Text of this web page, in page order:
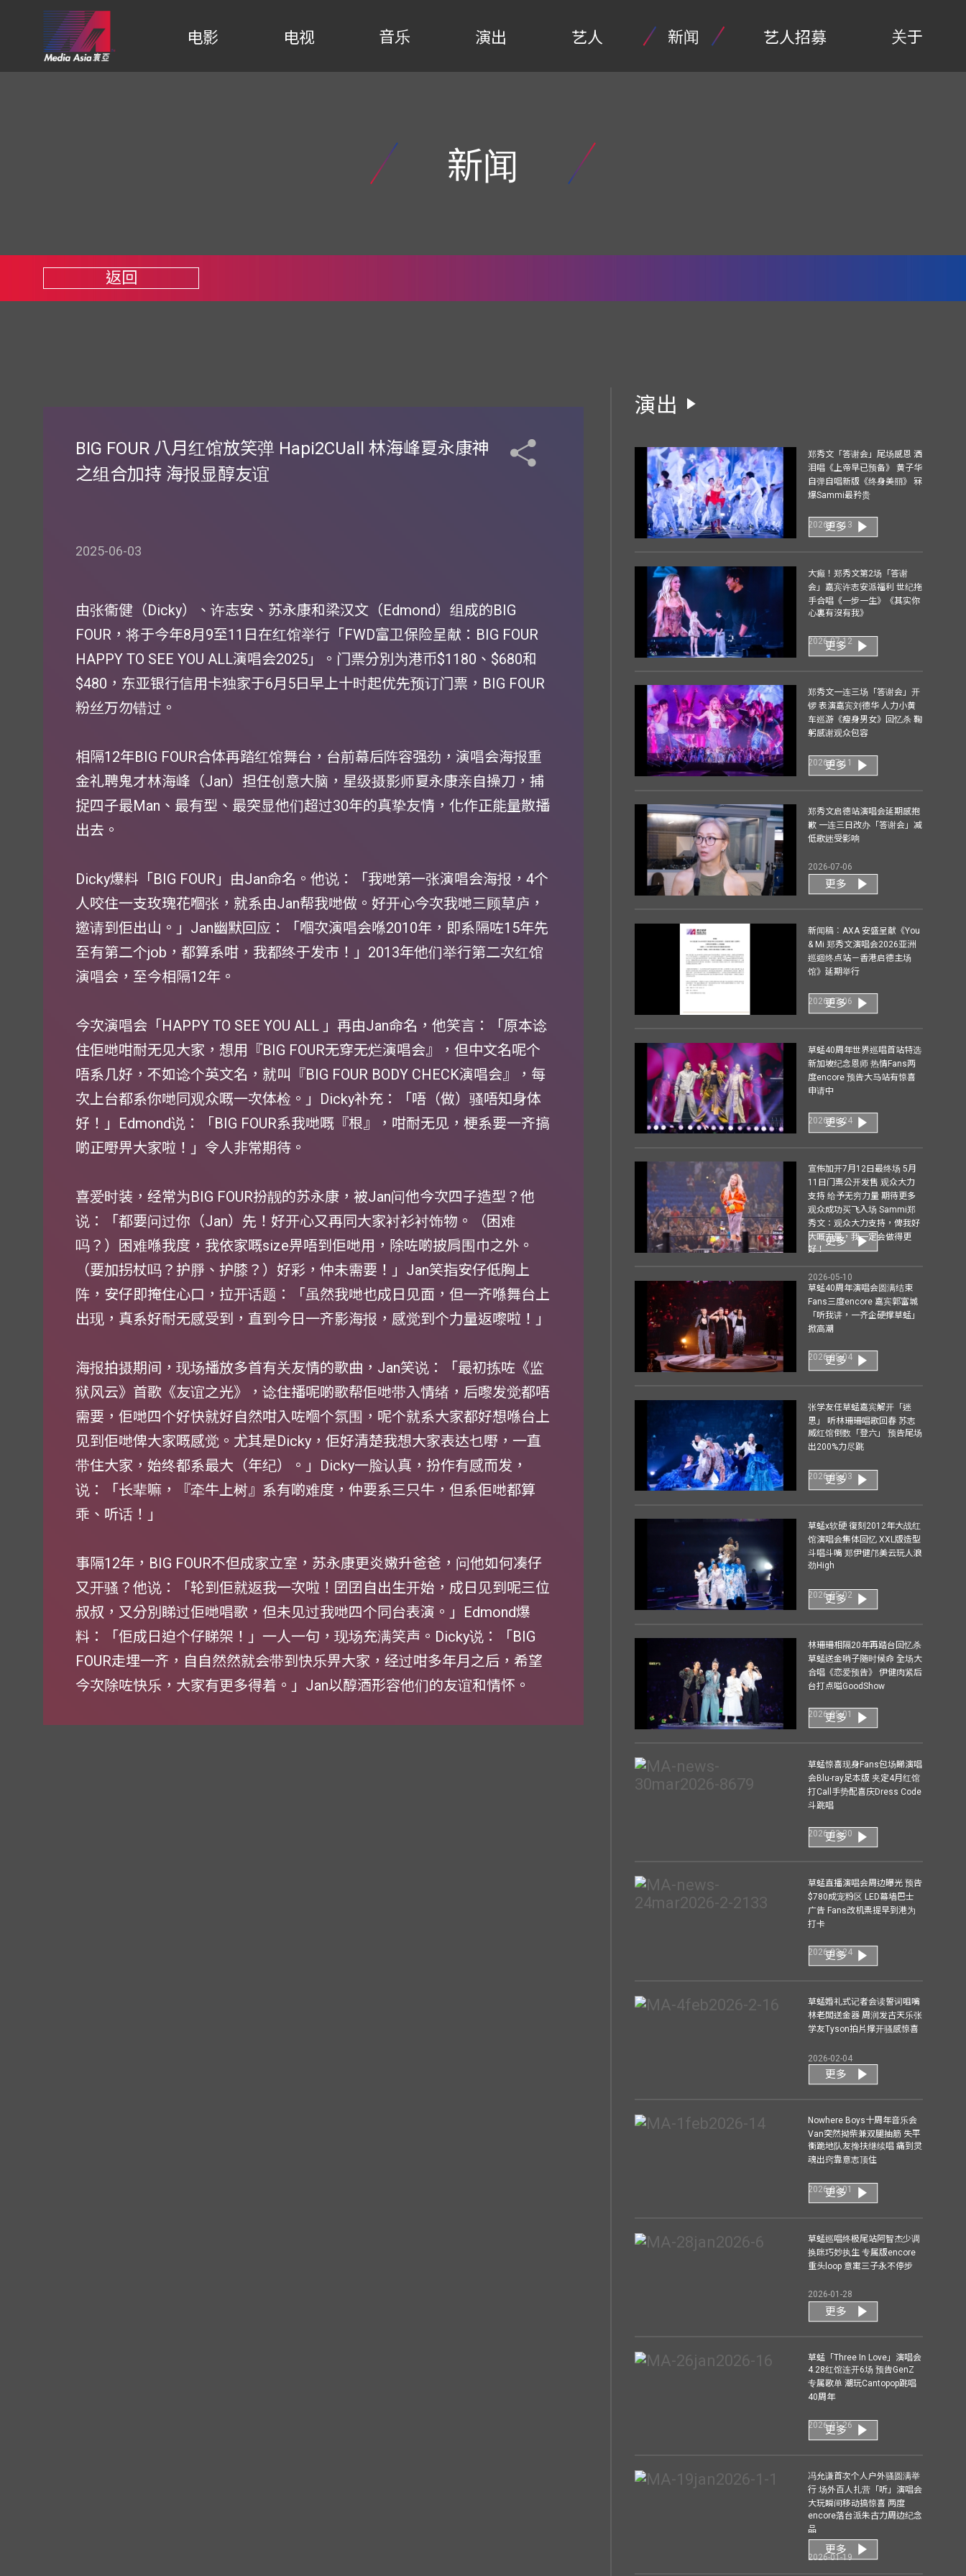
电影 电视 音乐 演出 艺人 新闻 艺人招募 关于
新闻
返回
BIG FOUR 八月红馆放笑弹 Hapi2CUall 林海峰夏永康神
之组合加持 海报显醇友谊
2025-06-03
由张衞健（Dicky）、许志安、苏永康和梁汉文（Edmond）组成的BIG
FOUR，将于今年8月9至11日在红馆举行「FWD富卫保险呈献：BIG FOUR
HAPPY TO SEE YOU ALL演唱会2025」。门票分別为港币$1180、$680和
$480，东亚银行信用卡独家于6月5日早上十时起优先预订门票，BIG FOUR
粉丝万勿错过。
相隔12年BIG FOUR合体再踏红馆舞台，台前幕后阵容强劲，演唱会海报重
金礼聘鬼才林海峰（Jan）担任创意大脑，星级摄影师夏永康亲自操刀，捕
捉四子最Man、最有型、最突显他们超过30年的真挚友情，化作正能量散播
出去。
Dicky爆料「BIG FOUR」由Jan命名。他说：「我哋第一张演唱会海报，4个
人咬住一支玫瑰花嗰张，就系由Jan帮我哋做。好开心今次我哋三顾草庐，
邀请到佢出山。」Jan幽默回应：「嗰次演唱会喺2010年，即系隔咗15年先
至有第二个job，都算系咁，我都终于发市！」2013年他们举行第二次红馆
演唱会，至今相隔12年。
今次演唱会「HAPPY TO SEE YOU ALL 」再由Jan命名，他笑言：「原本谂
住佢哋咁耐无见大家，想用『BIG FOUR无穿无烂演唱会』，但中文名呢个
唔系几好，不如谂个英文名，就叫『BIG FOUR BODY CHECK演唱会』，每
次上台都系你哋同观众嘅一次体检。」Dicky补充：「唔（做）骚唔知身体
好！」Edmond说：「BIG FOUR系我哋嘅『根』，咁耐无见，梗系要一齐搞
啲正嘢畀大家啦！」令人非常期待。
喜爱时装，经常为BIG FOUR扮靓的苏永康，被Jan问他今次四子造型？他
说：「都要问过你（Jan）先！好开心又再同大家衬衫衬饰物。（困难
吗？）困难喺我度，我依家嘅size畀唔到佢哋用，除咗啲披肩围巾之外。
（要加拐杖吗？护㬹、护膝？）好彩，仲未需要！」Jan笑指安仔低胸上
阵，安仔即掩住心口，拉开话题：「虽然我哋也成日见面，但一齐喺舞台上
出现，真系好耐无感受到，直到今日一齐影海报，感觉到个力量返嚟啦！」
海报拍摄期间，现场播放多首有关友情的歌曲，Jan笑说：「最初拣咗《监
狱风云》首歌《友谊之光》，谂住播呢啲歌帮佢哋带入情绪，后嚟发觉都唔
需要，佢哋四个好快就好自然咁入咗嗰个氛围，呢个就系大家都好想喺台上
见到佢哋俾大家嘅感觉。尤其是Dicky，佢好清楚我想大家表达乜嘢，一直
带住大家，始终都系最大（年纪）。」Dicky一脸认真，扮作有感而发，
说：「长辈嘛，『牵牛上树』系有啲难度，仲要系三只牛，但系佢哋都算
乖、听话！」
事隔12年，BIG FOUR不但成家立室，苏永康更炎嫩升爸爸，问他如何凑仔
又开骚？他说：「轮到佢就返我一次啦！囝囝自出生开始，成日见到呢三位
叔叔，又分別睇过佢哋唱歌，但未见过我哋四个同台表演。」Edmond爆
料：「佢成日迫个仔睇架！」一人一句，现场充满笑声。Dicky说：「BIG
FOUR走埋一齐，自自然然就会带到快乐畀大家，经过咁多年月之后，希望
今次除咗快乐，大家有更多得着。」Jan以醇酒形容他们的友谊和情怀。
演出
郑秀文「答谢会」尾场感恩 洒
泪唱《上帝早已预备》 黄子华
自弹自唱新版《终身美丽》 冧
爆Sammi最矜贵
2026-07-13
更多
大癫！郑秀文第2场「答谢
会」嘉宾许志安派福利 世纪拖
手合唱《一步一生》《其实你
心裏有沒有我》
2026-07-12
更多
郑秀文一连三场「答谢会」开
锣 表演嘉宾刘德华 人力小黄
车巡游《瘦身男女》回忆杀 鞠
躬感谢观众包容
2026-07-11
更多
郑秀文启德站演唱会延期感抱
歉 一连三日改办「答谢会」减
低歌迷受影响
2026-07-06
更多
新闻稿︰AXA 安盛呈献《You
& Mi 郑秀文演唱会2026亚洲
巡迴终点站－香港启德主场
馆》延期举行
2026-07-06
更多
草蜢40周年世界巡唱首站特选
新加坡纪念恩师 热情Fans两
度encore 预告大马站有惊喜
申请中
2026-06-24
更多
宣佈加开7月12日最终场 5月
11日门票公开发售 观众大力
支持 给予无穷力量 期待更多
观众成功买飞入场 Sammi郑
秀文：观众大力支持，俾我好
大嘅力量，我一定会做得更
好！
2026-05-10
更多
草蜢40周年演唱会圆满结束
Fans三度encore 嘉宾郭富城
「听我讲，一齐企硬撑草蜢」
掀高潮
2026-05-04
更多
张学友任草蜢嘉宾解开「迷
思」 听林珊珊唱歌回春 苏志
威红馆倒数「登六」 预告尾场
出200%力尽跳
2026-05-03
更多
草蜢x软硬 復刻2012年大战红
馆演唱会集体回忆 XXL版造型
斗唱斗嘴 郑伊健邝美云玩人浪
劲High
2026-05-02
更多
林珊珊相隔20年再踏台回忆杀
草蜢送金哨子随时候命 全场大
合唱《恋爱预告》 伊健肉紧后
台打点嗌GoodShow
2026-05-01
更多
草蜢惊喜现身Fans包场睇演唱
会Blu-ray足本版 夹定4月红馆
打Call手势配喜庆Dress Code
斗跳唱
2026-03-30
更多
草蜢直播演唱会周边曝光 预告
$780成宠粉区 LED幕墙巴士
广告 Fans改机票提早到港为
打卡
2026-03-24
更多
草蜢婚礼式记者会读誓词咀嘴
林老闆送金器 周润发古天乐张
学友Tyson拍片撑开骚感惊喜
2026-02-04
更多
Nowhere Boys十周年音乐会
Van突然拗柴兼双腿抽筋 失平
衡跪地队友搀扶继续唱 痛到灵
魂出窍靠意志顶住
2026-02-01
更多
草蜢巡唱终极尾站阿智杰少调
换咪巧妙执生 专属版encore
重头loop 意寓三子永不停步
2026-01-28
更多
草蜢「Three In Love」演唱会
4.28红馆连开6场 预告GenZ
专属歌单 潮玩Cantopop跳唱
40周年
2026-01-26
更多
冯允谦首次个人户外骚圆满举
行 场外百人扎营「听」演唱会
大玩瞬间移动搞惊喜 两度
encore落台派朱古力周边纪念
品
2026-01-19
更多